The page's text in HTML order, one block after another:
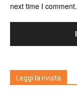
next time I comment.
Leggi la rivista